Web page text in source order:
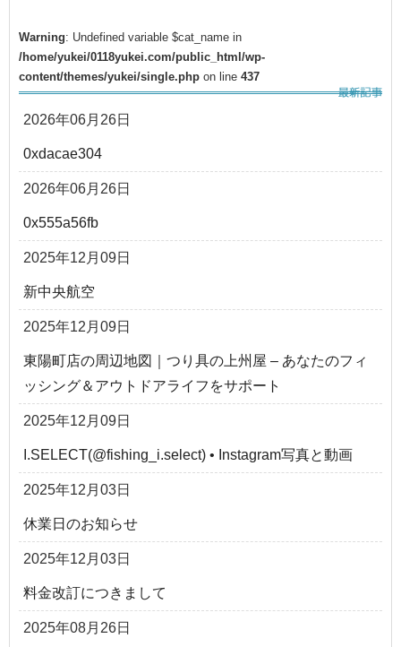
Warning: Undefined variable $cat_name in
/home/yukei/0118yukei.com/public_html/wp-
content/themes/yukei/single.php on line 437
2026年06月26日
0xdacae304
2026年06月26日
0x555a56fb
2025年12月09日
新中央航空
2025年12月09日
東陽町店の周辺地図｜つり具の上州屋 – あなたのフィ
ッシング＆アウトドアライフをサポート
2025年12月09日
I.SELECT(@fishing_i.select) • Instagram写真と動画
2025年12月03日
休業日のお知らせ
2025年12月03日
料金改訂につきまして
2025年08月26日